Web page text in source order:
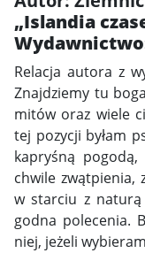
„Islandia
Relacja autora z
Znajdziemy tu
mitów oraz wiele
tej pozycji byłam
kapryśną pogodą,
chwile zwątpienia,
w starciu z naturą
godna polecenia.
niej, jeżeli